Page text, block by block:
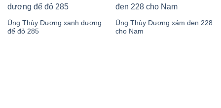
Ủng Thùy Dương xanh dương
đế đỏ 285
Ủng Thùy Dương xám đen 228
cho Nam